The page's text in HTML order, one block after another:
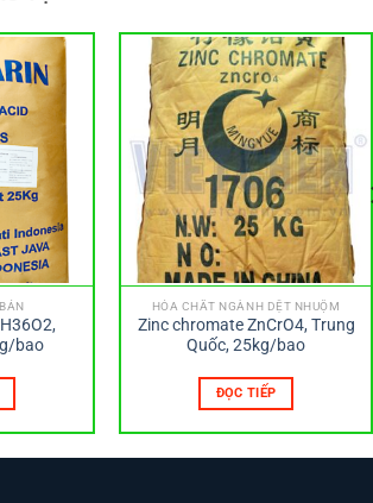
bao
HÓA CHẤT NGÀNH DỆT NHUỘM
Zinc chromate ZnCrO4, Trung
Quốc, 25kg/bao
ĐỌC TIẾP